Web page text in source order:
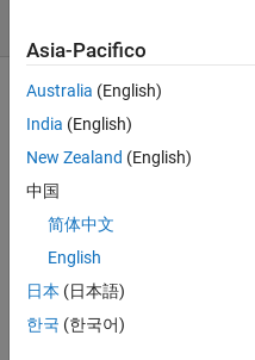
commenti
meno
recenti
wo
uld
Asia-Pacifico
Australia (English)
India (English)
New Zealand (English)
中国
简体中文
English
日本 (日本語)
한국 (한국어)